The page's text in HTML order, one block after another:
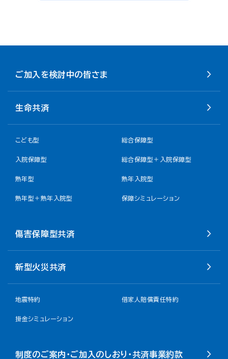
ご加入を検討中の皆さま
生命共済
こども型 総合保障型
入院保障型 総合保障型＋入院保障型
熟年型 熟年入院型
熟年型＋熟年入院型 保障シミュレーション
傷害保障型共済
新型火災共済
地震特約 借家人賠償責任特約
掛金シミュレーション
制度のご案内・ご加入のしおり・共済事業約款